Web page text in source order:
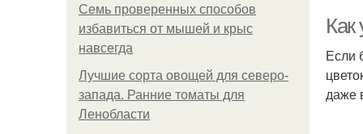
Семь проверенных способов
избавиться от мышей и крыс
навсегда
Лучшие сорта овощей для северо-
запада. Ранние томаты для
Ленобласти
Как
Если
даже